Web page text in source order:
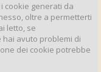
cookie generati da
oltre a permetterti
letto, se
hai avuto problemi di
dei cookie potrebbe